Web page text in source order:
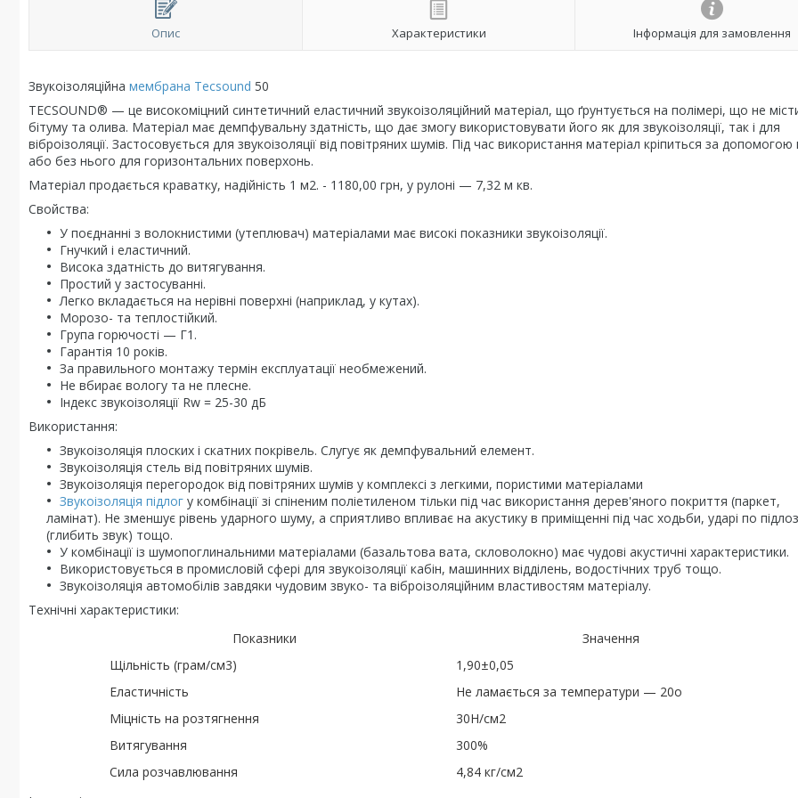
Опис Характеристики Інформація для замовлення
Звукоізоляційна мембрана Tecsound 50
TECSOUND® — це високоміцний синтетичний еластичний звукоізоляційний матеріал, що ґрунтується на полімері, що не
бітуму та олива. Матеріал має демпфувальну здатність, що дає змогу використовувати його як для звукоізоляції, так і для
віброізоляції. Застосовується для звукоізоляції від повітряних шумів. Під час використання матеріал кріпиться за
або без нього для горизонтальних поверхонь.
Матеріал продається краватку, надійність 1 м2. - 1180,00 грн, у рулоні — 7,32 м кв.
Свойства:
У поєднанні з волокнистими (утеплювач) матеріалами має високі показники звукоізоляції.
Гнучкий і еластичний.
Висока здатність до витягування.
Простий у застосуванні.
Легко вкладається на нерівні поверхні (наприклад, у кутах).
Морозо- та теплостійкий.
Група горючості — Г1.
Гарантія 10 років.
За правильного монтажу термін експлуатації необмежений.
Не вбирає вологу та не плесне.
Індекс звукоізоляції Rw = 25-30 дБ
Використання:
Звукоізоляція плоских і скатних покрівель. Слугує як демпфувальний елемент.
Звукоізоляція стель від повітряних шумів.
Звукоізоляція перегородок від повітряних шумів у комплексі з легкими, пористими матеріалами
Звукоізоляція підлог у комбінації зі спіненим поліетиленом тільки під час використання дерев'яного покриття (паркет,
ламінат). Не зменшує рівень ударного шуму, а сприятливо впливає на акустику в приміщенні під час ходьби, ударі по
(глибить звук) тощо.
У комбінації із шумопоглинальними матеріалами (базальтова вата, скловолокно) має чудові акустичні характеристики.
Використовується в промисловій сфері для звукоізоляції кабін, машинних відділень, водостічних труб тощо.
Звукоізоляція автомобілів завдяки чудовим звуко- та віброізоляційним властивостям матеріалу.
Технічні характеристики:
Показники
Значення
Щільність (грам/см3)
1,90±0,05
Еластичність
Не ламається за температури — 20o
Міцність на розтягнення
30Н/см2
Витягування
300%
Сила розчавлювання
4,84 кг/см2